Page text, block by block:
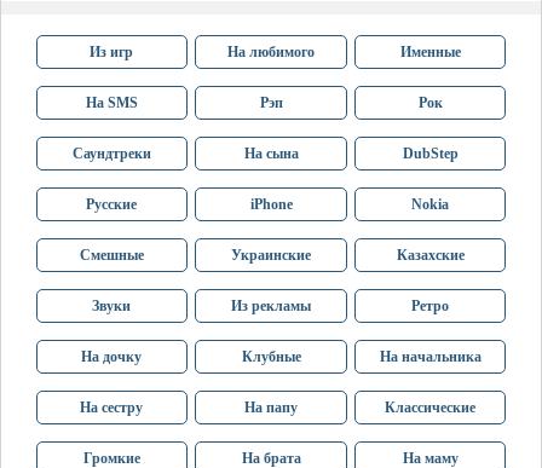
Из игр На любимого Именные
На SMS Рэп Рок
Саундтреки На сына DubStep
Русские iPhone Nokia
Смешные Украинские Казахские
Звуки Из рекламы Ретро
На дочку Клубные На начальника
На сестру На папу Классические
Громкие На брата На маму